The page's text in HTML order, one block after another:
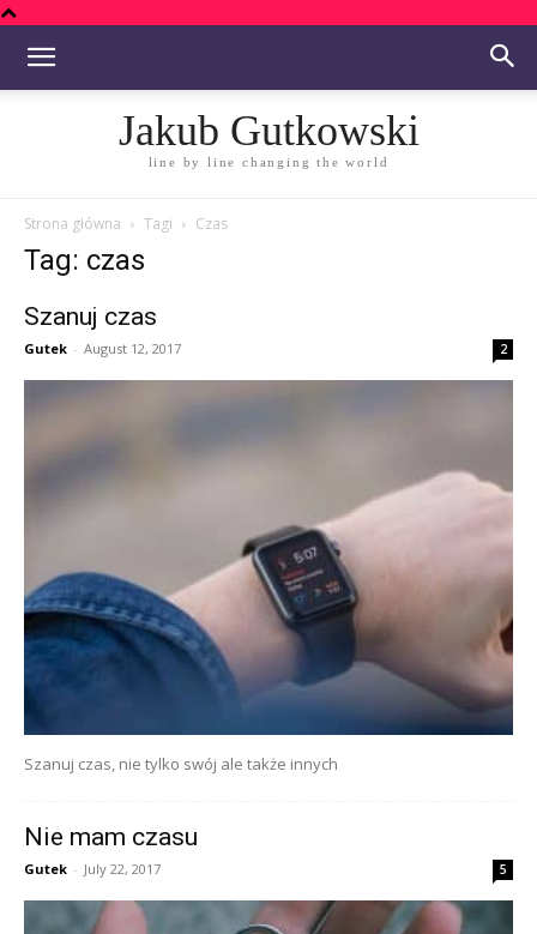
Jakub Gutkowski
line by line changing the world
Strona główna Tagi Czas
Tag: czas
Szanuj czas
Gutek - August 12, 2017 2
Szanuj czas, nie tylko swój ale także innych
Nie mam czasu
Gutek - July 22, 2017 5